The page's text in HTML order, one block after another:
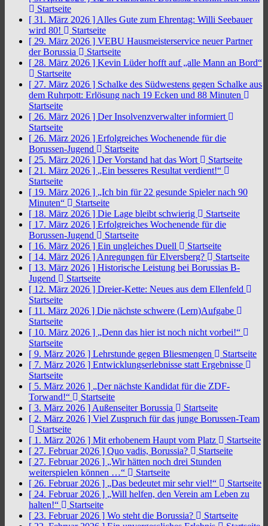
Startseite
[ 31. März 2026 ] Alles Gute zum Ehrentag: Willi Seebauer
wird 80!
Startseite
[ 29. März 2026 ] VEBU Hausmeisterservice neuer Partner
der Borussia
Startseite
[ 28. März 2026 ] Kevin Lüder hofft auf „alle Mann an Bord“
Startseite
[ 27. März 2026 ] Schalke des Südwestens gegen Schalke aus
dem Ruhrpott: Erlösung nach 19 Ecken und 88 Minuten
Startseite
[ 26. März 2026 ] Der Insolvenzverwalter informiert
Startseite
[ 26. März 2026 ] Erfolgreiches Wochenende für die
Borussen-Jugend
Startseite
[ 25. März 2026 ] Der Vorstand hat das Wort
Startseite
[ 21. März 2026 ] „Ein besseres Resultat verdient!“
Startseite
[ 19. März 2026 ] „Ich bin für 22 gesunde Spieler nach 90
Minuten“
Startseite
[ 18. März 2026 ] Die Lage bleibt schwierig
Startseite
[ 17. März 2026 ] Erfolgreiches Wochenende für die
Borussen-Jugend
Startseite
[ 16. März 2026 ] Ein ungleiches Duell
Startseite
[ 14. März 2026 ] Anregungen für Elversberg?
Startseite
[ 13. März 2026 ] Historische Leistung bei Borussias B-
Jugend
Startseite
[ 12. März 2026 ] Dreier-Kette: Neues aus dem Ellenfeld
Startseite
[ 11. März 2026 ] Die nächste schwere (Lern)Aufgabe
Startseite
[ 10. März 2026 ] „Denn das hier ist noch nicht vorbei!“
Startseite
[ 9. März 2026 ] Lehrstunde gegen Bliesmengen
Startseite
[ 7. März 2026 ] Entwicklungserlebnisse statt Ergebnisse
Startseite
[ 5. März 2026 ] „Der nächste Kandidat für die ZDF-
Torwand!“
Startseite
[ 3. März 2026 ] Außenseiter Borussia
Startseite
[ 2. März 2026 ] Viel Zuspruch für das junge Borussen-Team
Startseite
[ 1. März 2026 ] Mit erhobenem Haupt vom Platz
Startseite
[ 27. Februar 2026 ] Quo vadis, Borussia?
Startseite
[ 27. Februar 2026 ] „Wir hätten noch drei Stunden
weiterspielen können …“
Startseite
[ 26. Februar 2026 ] „Das bedeutet mir sehr viel!“
Startseite
[ 24. Februar 2026 ] „Will helfen, den Verein am Leben zu
halten!“
Startseite
[ 23. Februar 2026 ] Wo steht die Borussia?
Startseite